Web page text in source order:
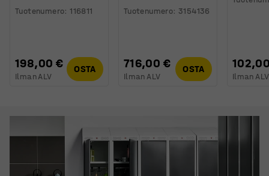
Tuotenumero:116811
198,00 €
Ilman ALV
OSTA
Tuotenumero: 3154136
716,00 €
Ilman ALV
OSTA
Ilman ALV